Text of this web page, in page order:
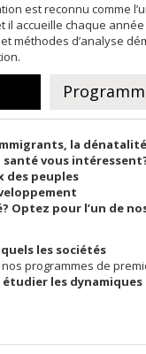
est reconnu comme
accueille chaque
méthodes d’analyse
la dénatalité
vous
des peuples
Optez pour l’un de
les sociétés
nos programmes de
les dynamiques